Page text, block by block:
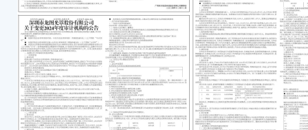
于
审议
案》
报》
巨潮
近
受注
接受